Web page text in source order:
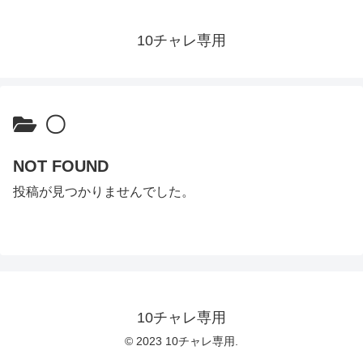
10チャレ専用
〇
NOT FOUND
投稿が見つかりませんでした。
10チャレ専用
© 2023 10チャレ専用.